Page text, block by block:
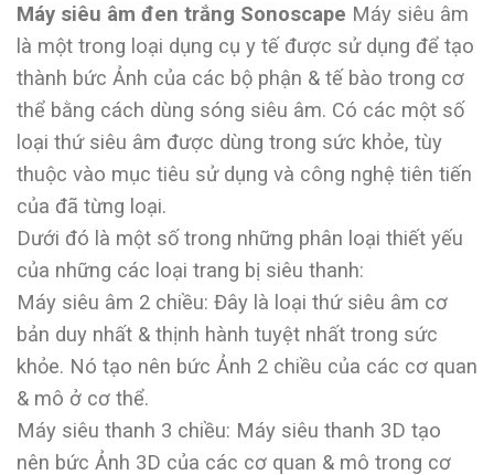
Máy siêu âm đen trắng Sonoscape Máy siêu âm
là một trong loại dụng cụ y tế được sử dụng để tạo
thành bức Ảnh của các bộ phận & tế bào trong cơ
thể bằng cách dùng sóng siêu âm. Có các một số
loại thứ siêu âm được dùng trong sức khỏe, tùy
thuộc vào mục tiêu sử dụng và công nghệ tiên tiến
của đã từng loại.
Dưới đó là một số trong những phân loại thiết yếu
của những các loại trang bị siêu thanh:
Máy siêu âm 2 chiều: Đây là loại thứ siêu âm cơ
bản duy nhất & thịnh hành tuyệt nhất trong sức
khỏe. Nó tạo nên bức Ảnh 2 chiều của các cơ quan
& mô ở cơ thể.
Máy siêu thanh 3 chiều: Máy siêu thanh 3D tạo
nên bức Ảnh 3D của các cơ quan & mô trong cơ